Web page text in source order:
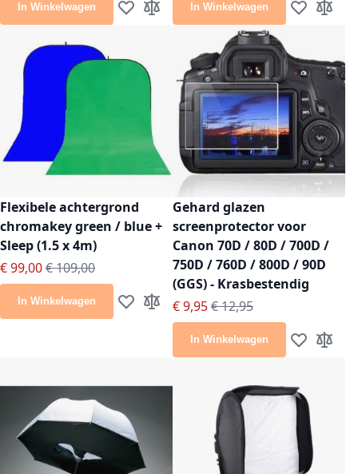
In Winkelwagen Voeg toe aan verlanglijst
Toevoegen om te vergelijken
In Winkelwagen Voeg toe
Flexibele achtergrond
chromakey green / blue +
Sleep (1.5 x 4m)
Speciale prijs
€ 99,00Normale prijs
€ 109,00
In Winkelwagen Voeg toe aan verlanglijst
Toevoegen om te vergelijken
Gehard glazen
screenprotector voor
Canon 70D / 80D / 700D /
750D / 760D / 800D / 90D
(GGS) - Krasbestendig
Speciale prijs
€ 9,95Normale prijs
€ 12,95
In Winkelwagen Voeg toe